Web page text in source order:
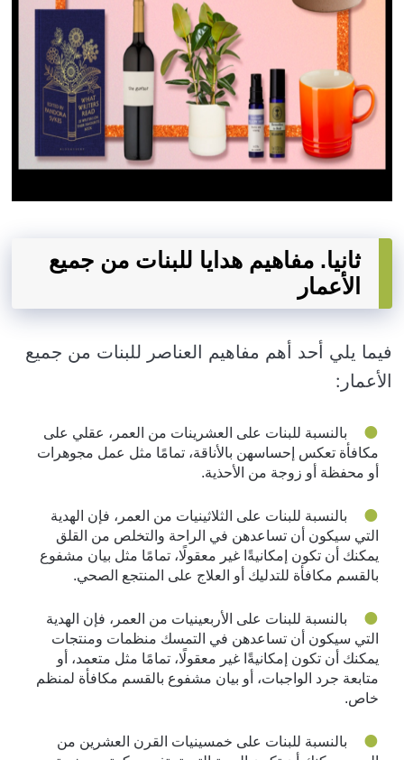
ثانيا. مفاهيم هدايا للبنات من جميع
الأعمار
فيما يلي أحد أهم مفاهيم العناصر للبنات من جميع
الأعمار:
بالنسبة للبنات على العشرينات من العمر، عقلي على
مكافأة تعكس إحساسهن بالأناقة، تمامًا مثل عمل مجوهرات
أو محفظة أو زوجة من الأحذية.
بالنسبة للبنات على الثلاثينيات من العمر، فإن الهدية
التي سيكون أن تساعدهن في الراحة والتخلص من القلق
يمكنك أن تكون إمكانيةًا غير معقولًا، تمامًا مثل بيان مشفوع
بالقسم مكافأة للتدليك أو العلاج على المنتجع الصحي.
بالنسبة للبنات على الأربعينيات من العمر، فإن الهدية
التي سيكون أن تساعدهن في التمسك منظمات ومنتجات
يمكنك أن تكون إمكانيةًا غير معقولًا، تمامًا مثل متعمد، أو
متابعة جرد الواجبات، أو بيان مشفوع بالقسم مكافأة لمنظم
خاص.
بالنسبة للبنات على خمسينيات القرن العشرين من